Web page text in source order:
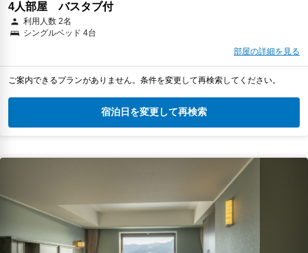
4人部屋 バスタブ付
利用人数 2名
シングルベッド 4台
部屋の詳細を見る
ご案内できるプランがありません。条件を変更して再検索してください。
宿泊日を変更して再検索